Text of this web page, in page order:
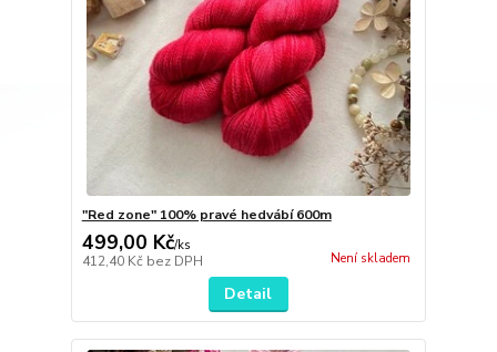
"Red zone" 100% pravé hedvábí 600m
499,00 Kč/ks
412,40 Kč bez DPH Není skladem
Detail